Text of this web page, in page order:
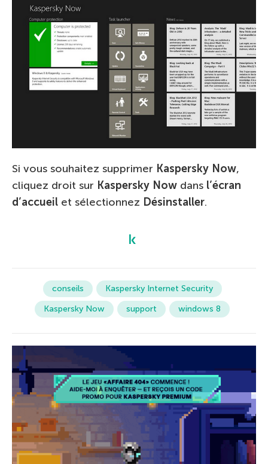
Si vous souhaitez supprimer Kaspersky Now,
cliquez droit sur Kaspersky Now dans l’écran
d’accueil et sélectionnez Désinstaller.
conseils
Kaspersky Internet Security
Kaspersky Now
support windows 8